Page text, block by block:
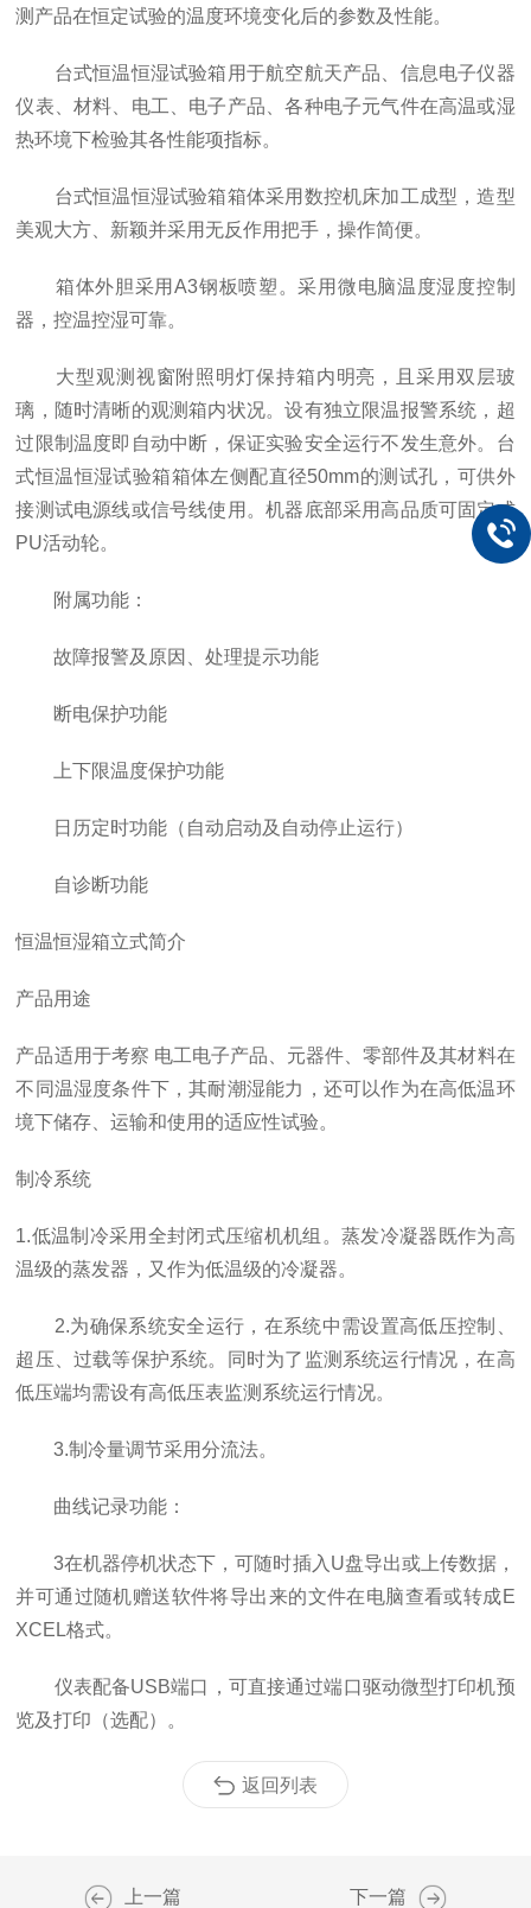
测产品在恒定试验的温度环境变化后的参数及性能。
台式恒温恒湿试验箱用于航空航天产品、信息电子仪器
仪表、材料、电工、电子产品、各种电子元气件在高温或湿
热环境下检验其各性能项指标。
台式恒温恒湿试验箱箱体采用数控机床加工成型，造型
美观大方、新颖并采用无反作用把手，操作简便。
箱体外胆采用A3钢板喷塑。采用微电脑温度湿度控制
器，控温控湿可靠。
大型观测视窗附照明灯保持箱内明亮，且采用双层玻
璃，随时清晰的观测箱内状况。设有独立限温报警系统，超
过限制温度即自动中断，保证实验安全运行不发生意外。台
式恒温恒湿试验箱箱体左侧配直径50mm的测试孔，可供外
接测试电源线或信号线使用。机器底部采用高品质可固定式
PU活动轮。
附属功能：
故障报警及原因、处理提示功能
断电保护功能
上下限温度保护功能
日历定时功能（自动启动及自动停止运行）
自诊断功能
恒温恒湿箱立式简介
产品用途
产品适用于考察 电工电子产品、元器件、零部件及其材料在
不同温湿度条件下，其耐潮湿能力，还可以作为在高低温环
境下储存、运输和使用的适应性试验。
制冷系统
1.低温制冷采用全封闭式压缩机机组。蒸发冷凝器既作为高
温级的蒸发器，又作为低温级的冷凝器。
2.为确保系统安全运行，在系统中需设置高低压控制、
超压、过载等保护系统。同时为了监测系统运行情况，在高
低压端均需设有高低压表监测系统运行情况。
3.制冷量调节采用分流法。
曲线记录功能：
3在机器停机状态下，可随时插入U盘导出或上传数据，
并可通过随机赠送软件将导出来的文件在电脑查看或转成E
XCEL格式。
仪表配备USB端口，可直接通过端口驱动微型打印机预
览及打印（选配）。
返回列表
上一篇 下一篇